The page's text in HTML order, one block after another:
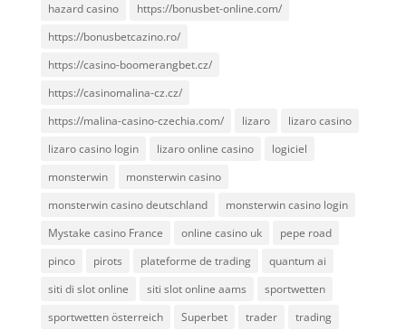
hazard casino
https://bonusbet-online.com/
https://bonusbetcazino.ro/
https://casino-boomerangbet.cz/
https://casinomalina-cz.cz/
https://malina-casino-czechia.com/
lizaro
lizaro casino
lizaro casino login
lizaro online casino
logiciel
monsterwin
monsterwin casino
monsterwin casino deutschland
monsterwin casino login
Mystake casino France
online casino uk
pepe road
pinco
pirots plateforme de trading
quantum ai
siti di slot online
siti slot online aams
sportwetten
sportwetten österreich
Superbet trader trading